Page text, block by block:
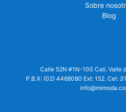
Sobre
Blog
Calle 52N #1N-100 Cali, Valle
P.B.X: (02) 4468080 Ext: 152. Cel: